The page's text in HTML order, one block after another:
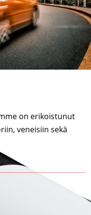
on erikoistunut
veneisiin sekä